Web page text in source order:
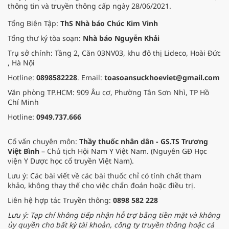
pháp Nam y thuần Việt, giúp xoa
dịu cơn đau và nâng cao sức khỏe
cho các cựu chiến binh trước sự
thay đổi đột ngột của thời tiết.
thông tin và truyền thông cấp ngày 28/06/2021.
Tổng Biên Tập: ThS Nhà báo Chúc Kim Vinh
Tổng thư ký tòa soạn: Nhà báo Nguyễn Khải
Trụ sở chính: Tầng 2, Căn 03NV03, khu đô thị Lideco, Hoài Đức
, Hà Nội
Hotline: 0898582228. Email: toasoansuckhoeviet@gmail.com
Văn phòng TP.HCM: 909 Âu cơ, Phường Tân Sơn Nhì, TP Hồ
Chí Minh
Hotline: 0949.737.666
Cố vấn chuyên môn: Thầy thuốc nhân dân - GS.TS Trương
Việt Bình – Chủ tịch Hội Nam Y Việt Nam. (Nguyên GĐ Học
viện Y Dược học cổ truyền Việt Nam).
Lưu ý: Các bài viết về các bài thuốc chỉ có tính chất tham
khảo, không thay thế cho việc chẩn đoán hoặc điều trị.
Liên hệ hợp tác Truyền thông: 0898 582 228
Lưu ý: Tạp chí không tiếp nhận hỗ trợ bằng tiền mặt và không
ủy quyền cho bất kỳ tài khoản, công ty truyền thông hoặc cá